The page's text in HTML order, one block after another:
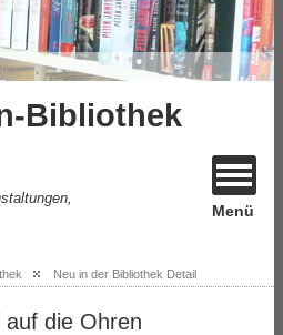
Bibliothek
Menü
Neu in der Bibliothek Detail
auf die Ohren